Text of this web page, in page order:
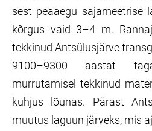
sest peaaegu sajameetrise
kõrgus vaid 3–4 m.
tekkinud Antsülusjärve
9100–9300 aastat
murrutamisel tekkinud
kuhjus lõunas. Pärast
muutus laguun järveks, mis